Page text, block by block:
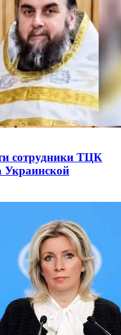
сотрудники ТЦК
Украинской